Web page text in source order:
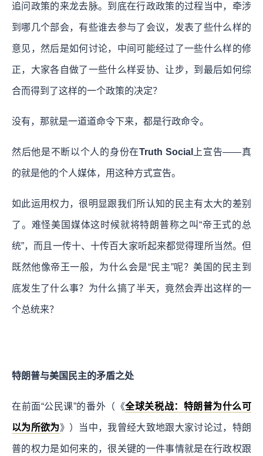
追问政策的来龙去脉。到底在行政政策的过程当中，牵涉
到哪几个部会，有些谁去参与了会议，发表了些什么样的
意见，然后是如何讨论，中间可能经过了一些什么样的修
正，大家各自做了一些什么样妥协、让步，到最后如何综
合而得到了这样的一个政策的决定？
没有，那就是一道道命令下来，都是行政命令。
然后他是不断以个人的身份在Truth Social 上宣告——真
的就是他的个人媒体，用这种方式宣告。
如此运用权力，很明显跟我们所认知的民主有太大的差别
了。难怪美国媒体这时候就将特朗普称之叫“帝王式的总
统”，而且一传十、十传百大家听起来都觉得理所当然。但
既然他像帝王一般，为什么会是“民主”呢？美国的民主到
底发生了什么事？为什么搞了半天，竟然会弄出这样的一
个总统来？
特朗普与美国民主的矛盾之处
在前面“公民课”的番外（《全球关税战：特朗普为什么可
以为所欲为》）当中，我曾经大致地跟大家讨论过，特朗
普的权力是如何来的，很关键的一件事情就是在行政权跟